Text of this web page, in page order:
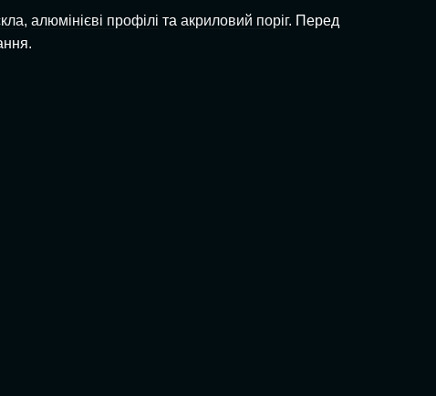
, алюмінієві профілі та акриловий поріг. Перед